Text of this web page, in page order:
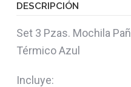
DESCRIPCIÓN
Set 3 Pzas. Mochila
Térmico Azul
Incluye: